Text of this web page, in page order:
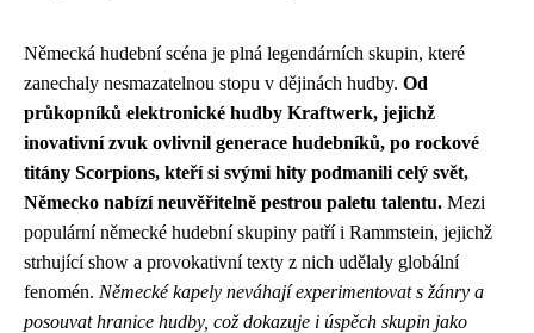
Německá hudební scéna je plná legendárních skupin, které
zanechaly nesmazatelnou stopu v dějinách hudby. Od
průkopníků elektronické hudby Kraftwerk, jejichž
inovativní zvuk ovlivnil generace hudebníků, po rockové
titány Scorpions, kteří si svými hity podmanili celý svět,
Německo nabízí neuvěřitelně pestrou paletu talentu. Mezi
populární německé hudební skupiny patří i Rammstein, jejichž
strhující show a provokativní texty z nich udělaly globální
fenomén. Německé kapely neváhají experimentovat s žánry a
posouvat hranice hudby, což dokazuje i úspěch skupin jako